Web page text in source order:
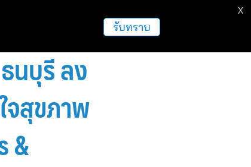
นบุรี ลง
จสุขภาพ
&
รับทราบ
X